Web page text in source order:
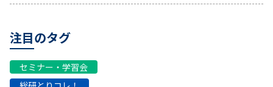
注目のタグ
セミナー・学習会